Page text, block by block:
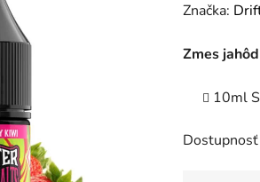
Značka:
Zmes
10ml
Dostupnosť